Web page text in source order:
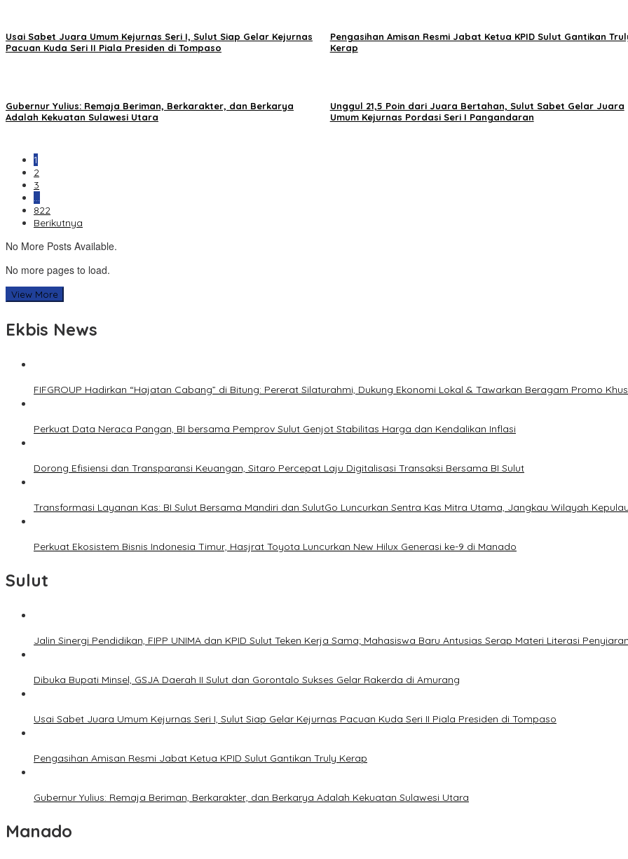
Usai Sabet Juara Umum Kejurnas Seri I, Sulut Siap Gelar Kejurnas
Pacuan Kuda Seri II Piala Presiden di Tompaso
Pengasihan Amisan Resmi Jabat Ketua KPID Sulut Gantikan
Kerap
Gubernur Yulius: Remaja Beriman, Berkarakter, dan Berkarya
Adalah Kekuatan Sulawesi Utara
Unggul 21,5 Poin dari Juara Bertahan, Sulut Sabet Gelar Juara
Umum Kejurnas Pordasi Seri I Pangandaran
1
2
3
…
822
Berikutnya
No More Posts Available.
No more pages to load.
View More
Ekbis News
FIFGROUP Hadirkan “Hajatan Cabang” di Bitung: Pererat Silaturahmi, Dukung Ekonomi Lokal & Tawarkan Beragam Promo
Perkuat Data Neraca Pangan, BI bersama Pemprov Sulut Genjot Stabilitas Harga dan Kendalikan Inflasi
Dorong Efisiensi dan Transparansi Keuangan, Sitaro Percepat Laju Digitalisasi Transaksi Bersama BI Sulut
Transformasi Layanan Kas: BI Sulut Bersama Mandiri dan SulutGo Luncurkan Sentra Kas Mitra Utama, Jangkau Wilayah
Perkuat Ekosistem Bisnis Indonesia Timur, Hasjrat Toyota Luncurkan New Hilux Generasi ke-9 di Manado
Sulut
Jalin Sinergi Pendidikan, FIPP UNIMA dan KPID Sulut Teken Kerja Sama; Mahasiswa Baru Antusias Serap Materi Literasi
Dibuka Bupati Minsel, GSJA Daerah II Sulut dan Gorontalo Sukses Gelar Rakerda di Amurang
Usai Sabet Juara Umum Kejurnas Seri I, Sulut Siap Gelar Kejurnas Pacuan Kuda Seri II Piala Presiden di Tompaso
Pengasihan Amisan Resmi Jabat Ketua KPID Sulut Gantikan Truly Kerap
Gubernur Yulius: Remaja Beriman, Berkarakter, dan Berkarya Adalah Kekuatan Sulawesi Utara
Manado